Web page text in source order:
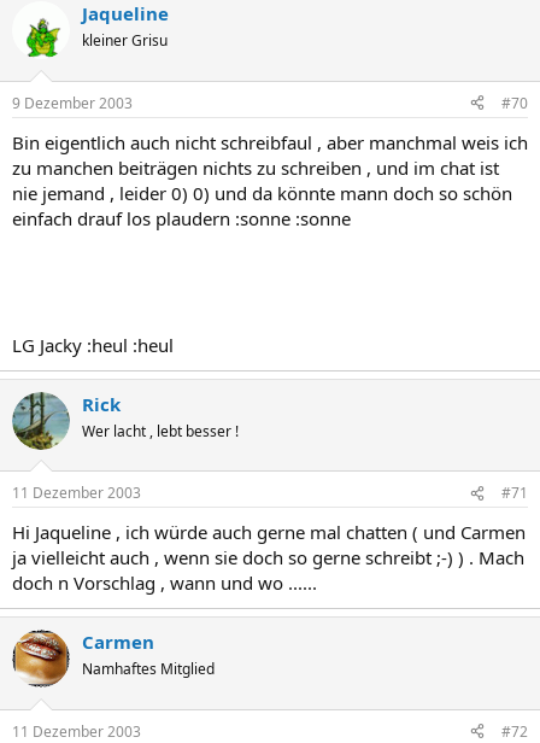
Jaqueline
kleiner Grisu
9 Dezember 2003 #70
Bin eigentlich auch nicht schreibfaul , aber manchmal weis ich
zu manchen beiträgen nichts zu schreiben , und im chat ist
nie jemand , leider 0) 0) und da könnte mann doch so schön
einfach drauf los plaudern :sonne :sonne
LG Jacky :heul :heul
Rick
Wer lacht , lebt besser !
11 Dezember 2003 #71
Hi Jaqueline , ich würde auch gerne mal chatten ( und Carmen
ja vielleicht auch , wenn sie doch so gerne schreibt ;-) ) . Mach
doch n Vorschlag , wann und wo ......
Carmen
Namhaftes Mitglied
11 Dezember 2003 #72